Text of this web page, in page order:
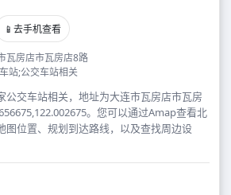
📱 去手机查看
瓦房店市瓦房店8路
站;公交车站相关
公交车站相关，地址为大连市瓦房店市瓦房
。您可以通过Amap查看北
图位置、规划到达路线，以及查找周边设